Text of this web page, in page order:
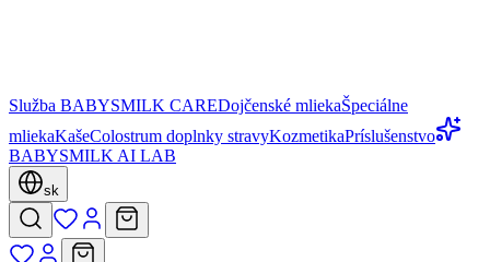
Služba BABYSMILK CAREDojčenské mliekaŠpeciálne
mliekaKašeColostrum doplnky stravyKozmetikaPríslušenstvo
BABYSMILK AI LAB
sk